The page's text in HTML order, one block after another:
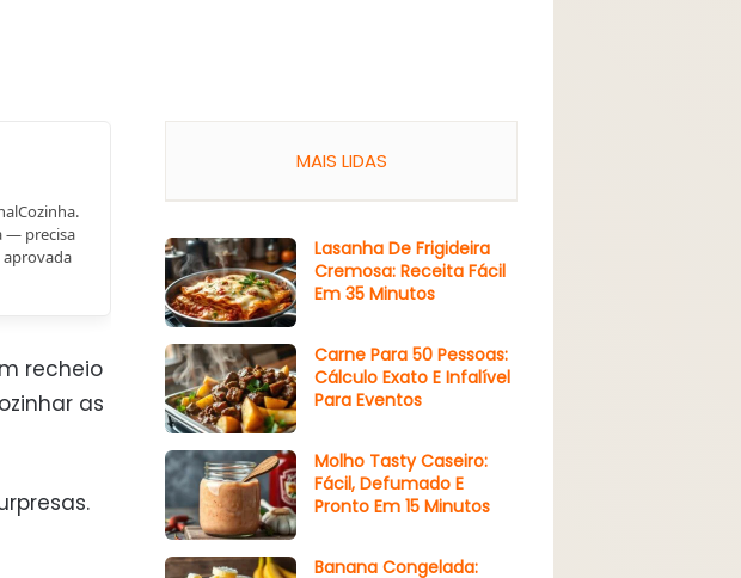
— precisa
aprovada
recheio
as
MAIS LIDAS
Lasanha De Frigideira
Cremosa: Receita Fácil
Em 35 Minutos
Carne Para 50 Pessoas:
Cálculo Exato E Infalível
Para Eventos
Molho Tasty Caseiro:
Fácil, Defumado E
Pronto Em 15 Minutos
Banana Congelada: